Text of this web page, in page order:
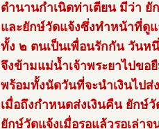
ตำนานกำเนิดท่าเตียน มีว่า
และยักษ์วัดแจ้งซึ่งทำหน้าที่ดู
ทั้ง ๒ ตนเป็นเพื่อนรักกัน วันห
จึงข้ามแม่น้ำเจ้าพระยาไปขอ
พร้อมทั้งนัดวันที่จะนำเงินไปส่
เมื่อถึงกำหนดส่งเงินคืน ยักษ์
ยักษ์วัดแจ้งเมื่อรอแล้วรอเล่า